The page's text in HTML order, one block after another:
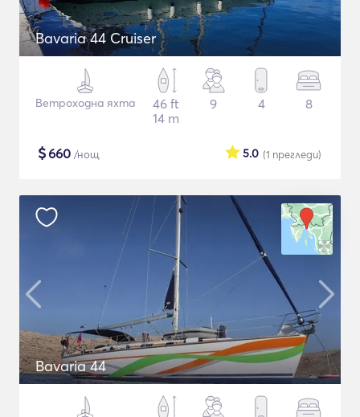
Bavaria 44 Cruiser
Ветроходна яхта
46 ft
14 m
9 4 8
$660 /нощ (1 прегледи)
5.0
Bavaria 44